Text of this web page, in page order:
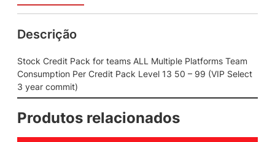
Descrição
Stock Credit Pack for teams ALL Multiple Platforms Team
Consumption Per Credit Pack Level 13 50 – 99 (VIP Select
3 year commit)
Produtos relacionados